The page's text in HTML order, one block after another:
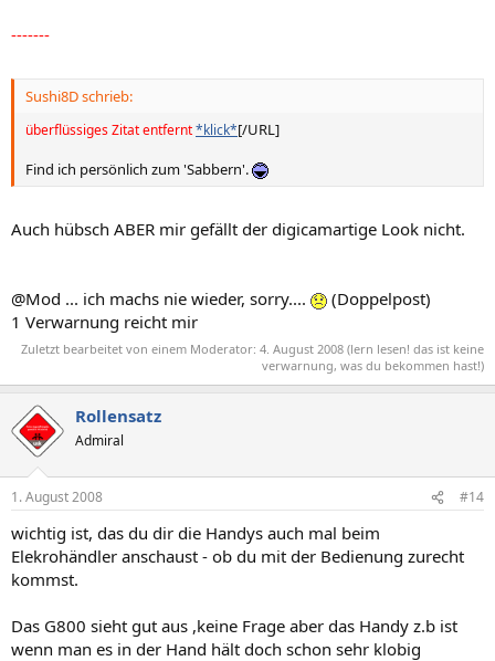
-------
Sushi8D schrieb:
überflüssiges Zitat entfernt*klick*[/URL]
Find ich persönlich zum 'Sabbern'.
Auch hübsch ABER mir gefällt der digicamartige Look nicht.
@Mod ... ich machs nie wieder, sorry....
(Doppelpost)
1 Verwarnung reicht mir
Zuletzt bearbeitet von einem Moderator: 4. August 2008 (lern lesen! das ist keine
verwarnung, was du bekommen hast!)
Rollensatz
Admiral
1. August 2008 #14
wichtig ist, das du dir die Handys auch mal beim
Elekrohändler anschaust - ob du mit der Bedienung zurecht
kommst.
Das G800 sieht gut aus ,keine Frage aber das Handy z.b ist
wenn man es in der Hand hält doch schon sehr klobig